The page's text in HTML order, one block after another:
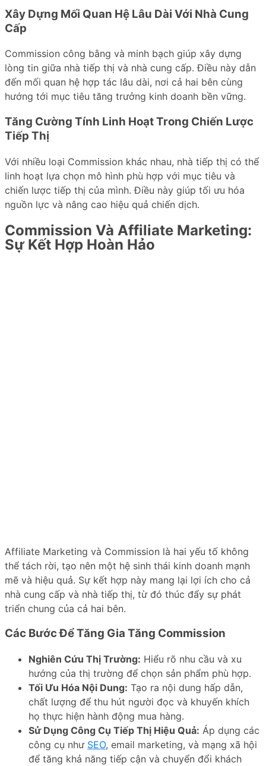
Xây Dựng Mối Quan Hệ Lâu Dài Với Nhà Cung
Cấp
Commission công bằng và minh bạch giúp xây dựng
lòng tin giữa nhà tiếp thị và nhà cung cấp. Điều này dẫn
đến mối quan hệ hợp tác lâu dài, nơi cả hai bên cùng
hướng tới mục tiêu tăng trưởng kinh doanh bền vững.
Tăng Cường Tính Linh Hoạt Trong Chiến Lược
Tiếp Thị
Với nhiều loại Commission khác nhau, nhà tiếp thị có thể
linh hoạt lựa chọn mô hình phù hợp với mục tiêu và
chiến lược tiếp thị của mình. Điều này giúp tối ưu hóa
nguồn lực và nâng cao hiệu quả chiến dịch.
Commission Và Affiliate Marketing:
Sự Kết Hợp Hoàn Hảo
Affiliate Marketing và Commission là hai yếu tố không
thể tách rời, tạo nên một hệ sinh thái kinh doanh mạnh
mẽ và hiệu quả. Sự kết hợp này mang lại lợi ích cho cả
nhà cung cấp và nhà tiếp thị, từ đó thúc đẩy sự phát
triển chung của cả hai bên.
Các Bước Để Tăng Gia Tăng Commission
Nghiên Cứu Thị Trường: Hiểu rõ nhu cầu và xu
hướng của thị trường để chọn sản phẩm phù hợp.
Tối Ưu Hóa Nội Dung: Tạo ra nội dung hấp dẫn,
chất lượng để thu hút người đọc và khuyến khích
họ thực hiện hành động mua hàng.
Sử Dụng Công Cụ Tiếp Thị Hiệu Quả: Áp dụng các
công cụ như SEO, email marketing, và mạng xã hội
để tăng khả năng tiếp cận và chuyển đổi khách